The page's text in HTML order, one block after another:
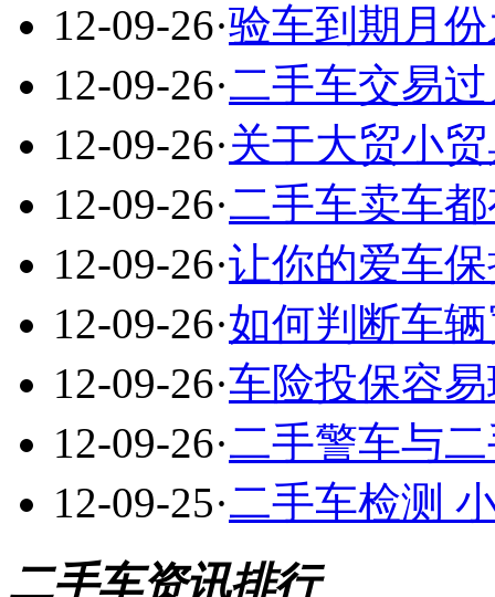
12-09-26·验车到期月
12-09-26·二手车交易
12-09-26·关于大贸小
12-09-26·二手车卖车
12-09-26·让你的爱车
12-09-26·如何判断车
12-09-26·车险投保容
12-09-26·二手警车与
12-09-25·二手车检测
二手车资讯排行